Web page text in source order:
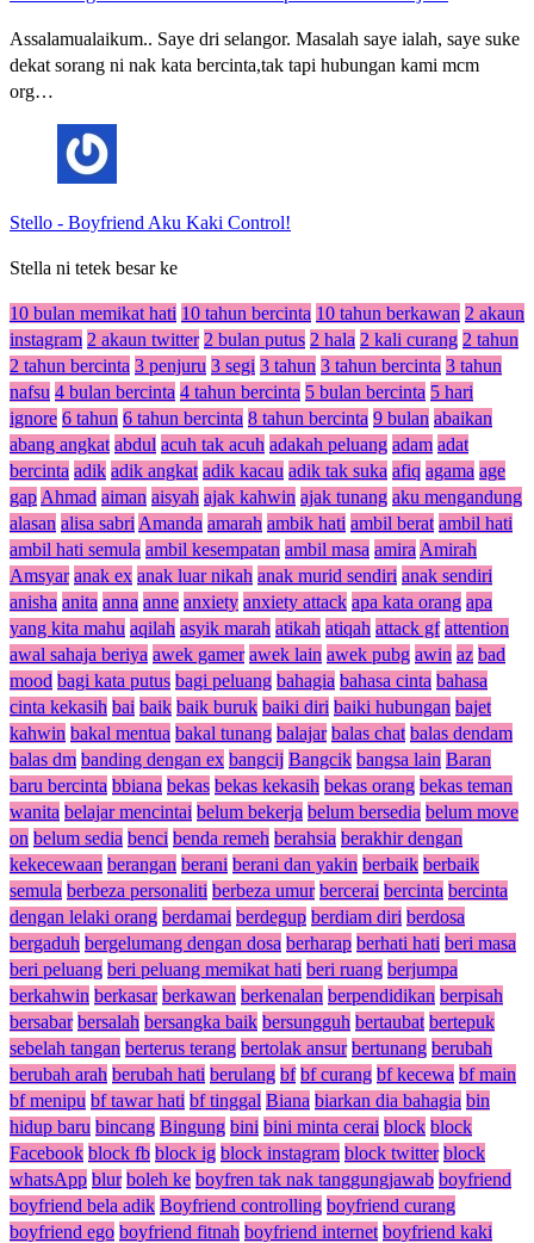
Assalamualaikum.. Saye dri selangor. Masalah saye ialah, saye suke
dekat sorang ni nak kata bercinta,tak tapi hubungan kami mcm
org…
Stello - Boyfriend Aku Kaki Control!
Stella ni tetek besar ke
10 bulan memikat hati 10 tahun bercinta 10 tahun berkawan 2 akaun
instagram 2 akaun twitter 2 bulan putus 2 hala 2 kali curang 2 tahun
2 tahun bercinta 3 penjuru 3 segi 3 tahun 3 tahun bercinta 3 tahun
nafsu 4 bulan bercinta 4 tahun bercinta 5 bulan bercinta 5 hari
ignore 6 tahun 6 tahun bercinta 8 tahun bercinta 9 bulan abaikan
abang angkat abdul acuh tak acuh adakah peluang adam adat
bercinta adik adik angkat adik kacau adik tak suka afiq agama age
gap Ahmad aiman aisyah ajak kahwin ajak tunang aku mengandung
alasan alisa sabri Amanda amarah ambik hati ambil berat ambil hati
ambil hati semula ambil kesempatan ambil masa amira Amirah
Amsyar anak ex anak luar nikah anak murid sendiri anak sendiri
anisha anita anna anne anxiety anxiety attack apa kata orang apa
yang kita mahu aqilah asyik marah atikah atiqah attack gf attention
awal sahaja beriya awek gamer awek lain awek pubg awin az bad
mood bagi kata putus bagi peluang bahagia bahasa cinta bahasa
cinta kekasih bai baik baik buruk baiki diri baiki hubungan bajet
kahwin bakal mentua bakal tunang balajar balas chat balas dendam
balas dm banding dengan ex bangcij Bangcik bangsa lain Baran
baru bercinta bbiana bekas bekas kekasih bekas orang bekas teman
wanita belajar mencintai belum bekerja belum bersedia belum move
on belum sedia benci benda remeh berahsia berakhir dengan
kekecewaan berangan berani berani dan yakin berbaik berbaik
semula berbeza personaliti berbeza umur bercerai bercinta bercinta
dengan lelaki orang berdamai berdegup berdiam diri berdosa
bergaduh bergelumang dengan dosa berharap berhati hati beri masa
beri peluang beri peluang memikat hati beri ruang berjumpa
berkahwin berkasar berkawan berkenalan berpendidikan berpisah
bersabar bersalah bersangka baik bersungguh bertaubat bertepuk
sebelah tangan berterus terang bertolak ansur bertunang berubah
berubah arah berubah hati berulang bf bf curang bf kecewa bf main
bf menipu bf tawar hati bf tinggal Biana biarkan dia bahagia bin
hidup baru bincang Bingung bini bini minta cerai block block
Facebook block fb block ig block instagram block twitter block
whatsApp blur boleh ke boyfren tak nak tanggungjawab boyfriend
boyfriend bela adik Boyfriend controlling boyfriend curang
boyfriend ego boyfriend fitnah boyfriend internet boyfriend kaki